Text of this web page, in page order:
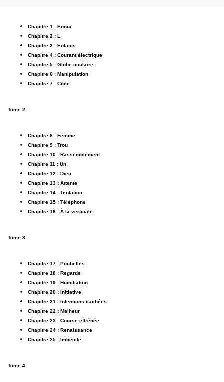
Chapitre 1 : Ennui
Chapitre 2 : L
Chapitre 3 : Enfants
Chapitre 4 : Courant électrique
Chapitre 5 : Globe oculaire
Chapitre 6 : Manipulation
Chapitre 7 : Cible
Tome 2
Chapitre 8 : Femme
Chapitre 9 : Trou
Chapitre 10 : Rassemblement
Chapitre 11 : Un
Chapitre 12 : Dieu
Chapitre 13 : Attente
Chapitre 14 : Tentation
Chapitre 15 : Téléphone
Chapitre 16 : À la verticale
Tome 3
Chapitre 17 : Poubelles
Chapitre 18 : Regards
Chapitre 19 : Humiliation
Chapitre 20 : Initiative
Chapitre 21 : Intentions cachées
Chapitre 22 : Malheur
Chapitre 23 : Course effrénée
Chapitre 24 : Renaissance
Chapitre 25 : Imbécile
Tome 4